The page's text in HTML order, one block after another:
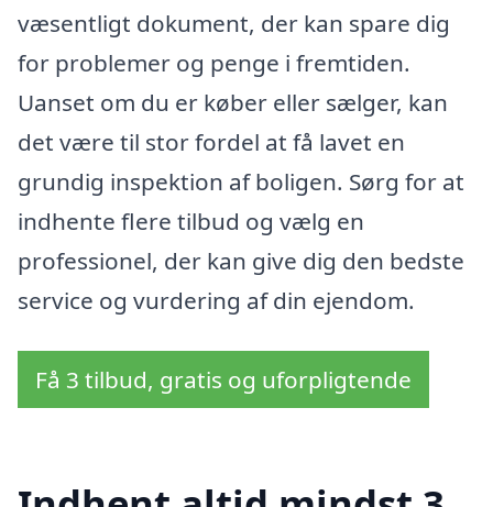
væsentligt dokument, der kan spare dig
for problemer og penge i fremtiden.
Uanset om du er køber eller sælger, kan
det være til stor fordel at få lavet en
grundig inspektion af boligen. Sørg for at
indhente flere tilbud og vælg en
professionel, der kan give dig den bedste
service og vurdering af din ejendom.
Få 3 tilbud, gratis og uforpligtende